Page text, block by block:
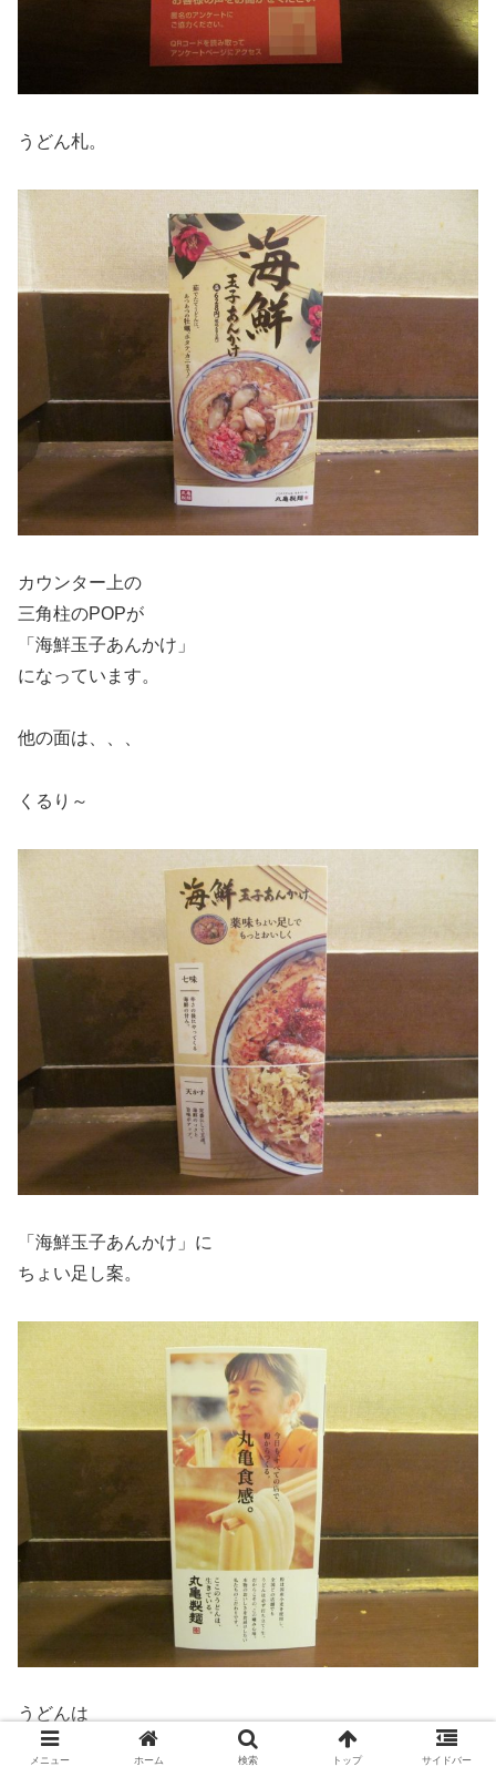
うどん札。
カウンター上の
三角柱のPOPが
「海鮮玉子あんかけ」
になっています。
他の面は、、、
くるり～
「海鮮玉子あんかけ」に
ちょい足し案。
うどんは
「打ち立て、生」
メニュー ホーム 検索 トップ サイドバー